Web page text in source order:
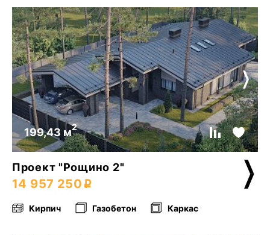
199,43 м2
Проект "Рощино 2"
14 957 250
Кирпич Газобетон Каркас